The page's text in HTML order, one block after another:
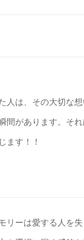
人は、その大切な
間があります。そ
ます！！
ーは愛する人を